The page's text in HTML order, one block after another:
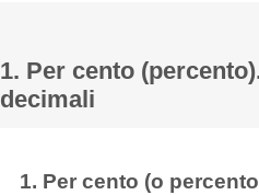
1. Per cento
decimali
1. Per cento (o